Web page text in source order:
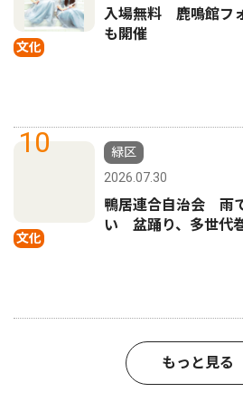
文化
入場無料 鹿鳴館フ
も開催
10
文化
緑区
2026.07.30
鴨居連合自治会 雨
い 盆踊り、多世代
もっと見る